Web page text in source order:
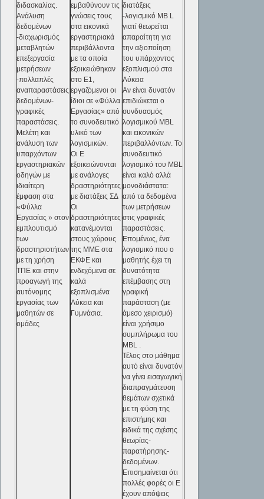
διδασκαλίας.
Ανάλυση
δεδομένων
-διαχωρισμός
μεταβλητών
επεξεργασία
μετρήσεων
-πολλαπλές
αναπαραστάσεις
δεδομένων-
γραφικές
παραστάσεις.
Μελέτη και
ανάλυση των
υπαρχόντων
εργαστηριακών
οδηγών με
ιδιαίτερη
έμφαση στα
«Φύλλα
Εργασίας » στον
εμπλουτισμό
των
δραστηριοτήτων
με τη χρήση
ΤΠΕ και στην
προαγωγή της
αυτόνομης
εργασίας των
μαθητών σε
ομάδες
εμβαθύνουν τις
γνώσεις τους
στα εικονικά
εργαστηριακά
περιβάλλοντα
με τα οποία
εξοικειώθηκαν
στο Ε1,
εργαζόμενοι οι
ίδιοι σε «Φύλλα
Εργασίας» από
το συνοδευτικό
υλικό των
λογισμικών.
Οι Ε
εξοικειώνονται
με ανάλογες
δραστηριότητες
με διατάξεις ΣΔ
Οι
δραστηριότητες
κατανέμονται
στους χώρους
της ΜΜΕ στα
ΕΚΦΕ και
ενδεχόμενα σε
καλά
εξοπλισμένα
Λύκεια και
Γυμνάσια.
διατάξεις
-λογισμικό ΜΒ L
γιατί θεωρείται
απαραίτητη για
την αξιοποίηση
του υπάρχοντος
εξοπλισμού στα
Λύκεια
Αν είναι δυνατόν
επιδιώκεται ο
συνδυασμός
λογισμικού MBL
και εικονικών
περιβαλλόντων. Το
συνοδευτικό
λογισμικό του MBL
είναι καλό αλλά
μονοδιάστατα:
από τα δεδομένα
των μετρήσεων
στις γραφικές
παραστάσεις.
Επομένως, ένα
λογισμικό που ο
μαθητής έχει τη
δυνατότητα
επέμβασης στη
γραφική
παράσταση (με
άμεσο χειρισμό)
είναι χρήσιμο
συμπλήρωμα του
MBL .
Τέλος στο μάθημα
αυτό είναι δυνατόν
να γίνει εισαγωγική
διαπραγμάτευση
θεμάτων σχετικά
με τη φύση της
επιστήμης και
ειδικά της σχέσης
θεωρίας-
παρατήρησης-
δεδομένων.
Επισημαίνεται ότι
πολλές φορές οι Ε
έχουν απόψεις